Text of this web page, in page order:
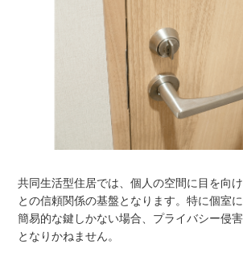
共同生活型住居では、個人の空間に目を向
との信頼関係の基盤となります。特に個室
簡易的な鍵しかない場合、プライバシー侵
となりかねません。